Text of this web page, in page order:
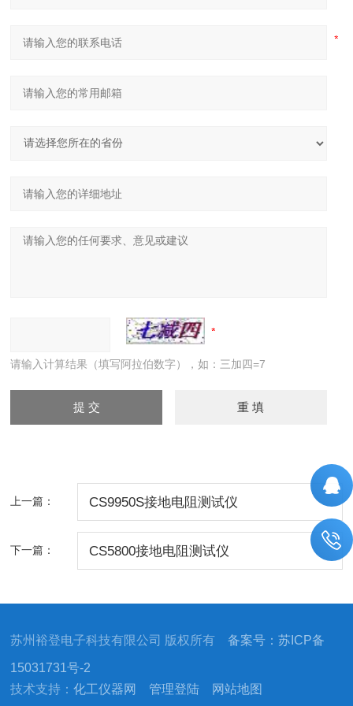
请输入计算结果（填写阿拉伯数字），如：三加四=7
上一篇： CS9950S接地电阻测试仪
下一篇： CS5800接地电阻测试仪
苏州裕登电子科技有限公司 版权所有备案号：苏ICP备
15031731号-2
技术支持：化工仪器网 管理登陆 网站地图